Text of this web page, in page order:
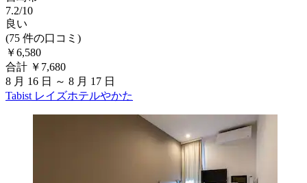
7.2/10
良い
(75 件の口コミ)
￥6,580
合計 ￥7,680
8 月 16 日 ～ 8 月 17 日
Tabist レイズホテルやかた